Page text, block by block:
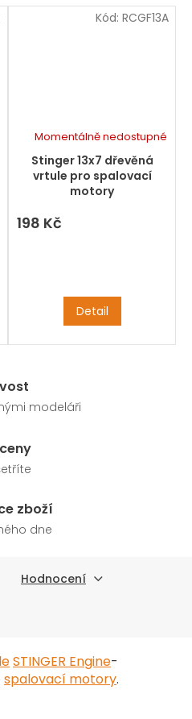
Stinger 13x7 dřevěná
vrtule pro spalovací
motory
Momentálně nedostupné
198 Kč
Detail
Kód: RCGF13A
modeláři
zboží
dne
Hodnocení
STINGER Engine-
spalovací motory.